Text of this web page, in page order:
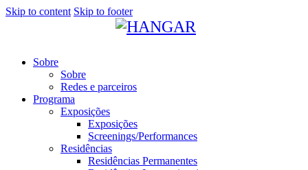
Skip to content Skip to footer
Sobre
Sobre
Redes e parceiros
Programa
Exposições
Exposições
Screenings/Performances
Residências
Residências Permanentes